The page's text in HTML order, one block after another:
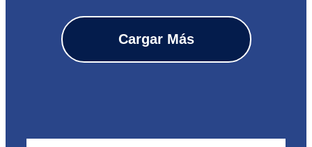
Cargar Más